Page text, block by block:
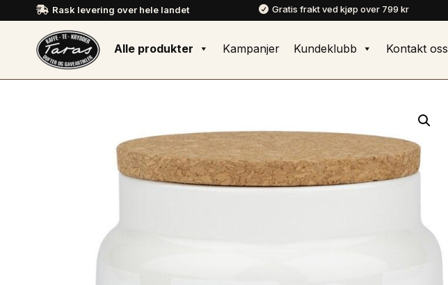
 Rask levering over hele landet  Gratis frakt ved kjøp over 799 kr
Alle produkter Kampanjer Kundeklubb Kontakt oss